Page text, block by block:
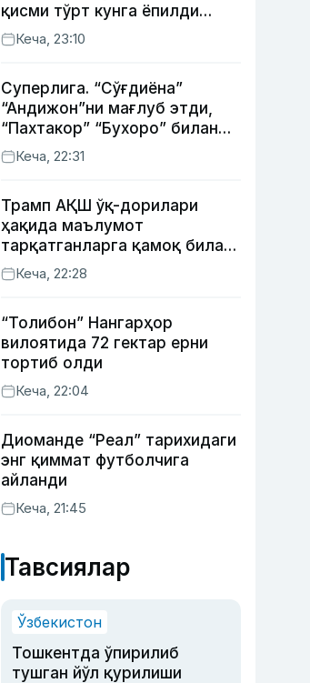
қисми тўрт кунга ёпилди
(харита)
Кеча, 23:10
Суперлига. “Сўғдиёна”
“Андижон”ни мағлуб этди,
“Пахтакор” “Бухоро” билан
жанговар дуранг қайд этди
Кеча, 22:31
Трамп АҚШ ўқ-дорилари
ҳақида маълумот
тарқатганларга қамоқ билан
таҳдид қилди
Кеча, 22:28
“Толибон” Нангарҳор
вилоятида 72 гектар ерни
тортиб олди
Кеча, 22:04
Диоманде “Реал” тарихидаги
энг қиммат футболчига
айланди
Кеча, 21:45
Тавсиялар
Ўзбекистон
Тошкентда ўпирилиб
тушган йўл қурилиши